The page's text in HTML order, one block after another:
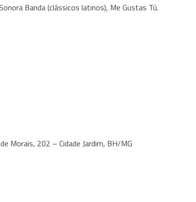
Banda (clássicos latinos), Me Gustas Tú.
Morais, 202 – Cidade Jardim, BH/MG